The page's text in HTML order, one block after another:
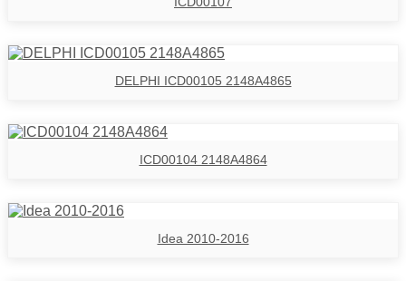
DELPHI ICD00105 2148A4865
ICD00104 2148A4864
Idea 2010-2016